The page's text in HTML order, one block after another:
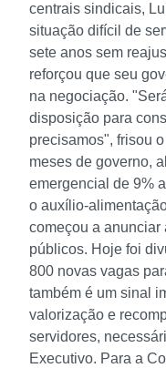
centrais sindicais,
situação difícil de
sete anos sem
reforçou que seu
na negociação.
disposição para
precisamos", frisou
meses de governo,
emergencial de 9%
o auxílio-
começou a anunciar
públicos. Hoje foi
800 novas vagas
também é um sinal
valorização e
servidores,
Executivo. Para a